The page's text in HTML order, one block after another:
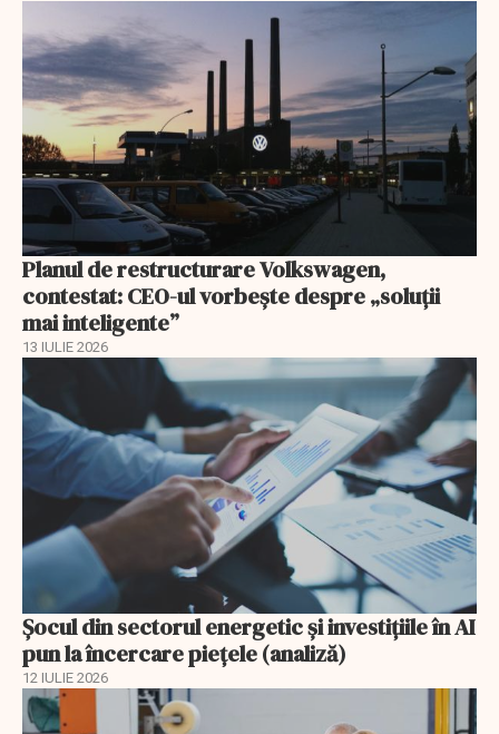
Planul de restructurare Volkswagen,
contestat: CEO-ul vorbește despre „soluții
mai inteligente”
13 IULIE 2026
Șocul din sectorul energetic și investițiile în AI
pun la încercare piețele (analiză)
12 IULIE 2026
EXCLUSIV